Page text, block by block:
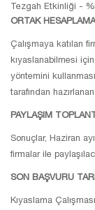
Tezgah Etkinliği - %
ORTAK
Çalışmaya katılan
kıyaslanabilmesi
yöntemini
tarafından
PAYLAŞIM
Sonuçlar, Haziran
firmalar ile
SON BAŞVURU
Kıyaslama